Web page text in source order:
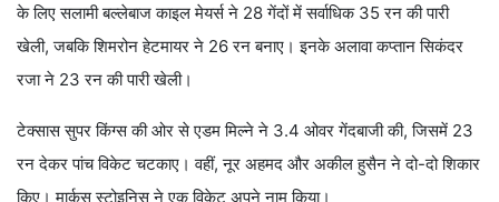
के लिए सलामी बल्लेबाज काइल मेयर्स ने 28 गेंदों में सर्वाधिक 35 रन की पारी
खेली, जबकि शिमरोन हेटमायर ने 26 रन बनाए। इनके अलावा कप्तान सिकंदर
रजा ने 23 रन की पारी खेली।
टेक्सास सुपर किंग्स की ओर से एडम मिल्ने ने 3.4 ओवर गेंदबाजी की, जिसमें 23
रन देकर पांच विकेट चटकाए। वहीं, नूर अहमद और अकील हुसैन ने दो-दो शिकार
किए। मार्कस स्टोइनिस ने एक विकेट अपने नाम किया।